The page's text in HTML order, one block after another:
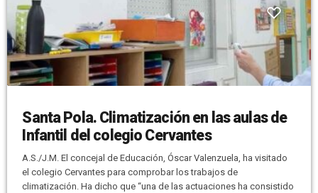
Santa Pola. Climatización en las aulas de
Infantil del colegio Cervantes
A.S./J.M. El concejal de Educación, Óscar Valenzuela, ha visitado
el colegio Cervantes para comprobar los trabajos de
climatización. Ha dicho que “una de las actuaciones ha consistido